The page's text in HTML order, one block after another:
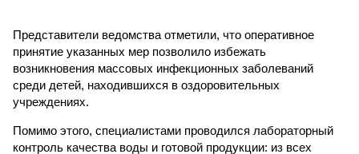
Представители ведомства отметили, что оперативное
принятие указанных мер позволило избежать
возникновения массовых инфекционных заболеваний
среди детей, находившихся в оздоровительных
учреждениях.
Помимо этого, специалистами проводился лабораторный
контроль качества воды и готовой продукции: из всех